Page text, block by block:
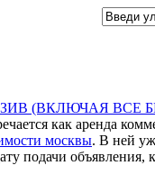
(ВКЛЮЧАЯ ВСЕ
как аренда
москвы. В ней
подачи